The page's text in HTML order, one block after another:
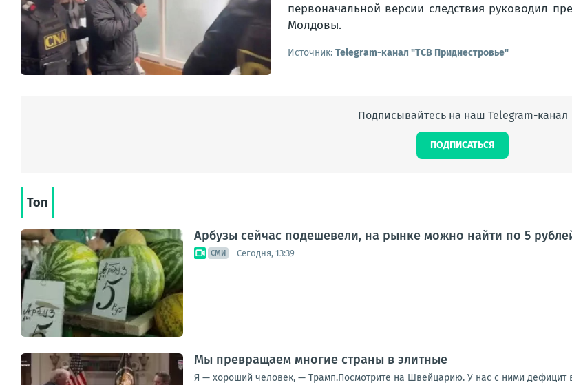
первоначальной версии следствия руководил
Молдовы.
Источник: Telegram-канал "ТСВ Приднестровье"
Подписывайтесь на наш Telegram-канал
ПОДПИСАТЬСЯ
Топ
Арбузы сейчас подешевели, на рынке можно найти по 5
СМИ Сегодня, 13:39
Мы превращаем многие страны в элитные
Я — хороший человек, — Трамп.Посмотрите на Швейцарию. У нас с ними дефицит